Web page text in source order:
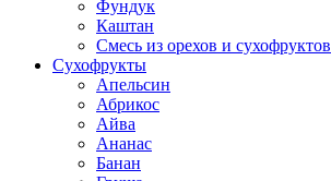
Фундук
Каштан
Смесь из орехов и сухофруктов
Сухофрукты
Апельсин
Абрикос
Айва
Ананас
Банан